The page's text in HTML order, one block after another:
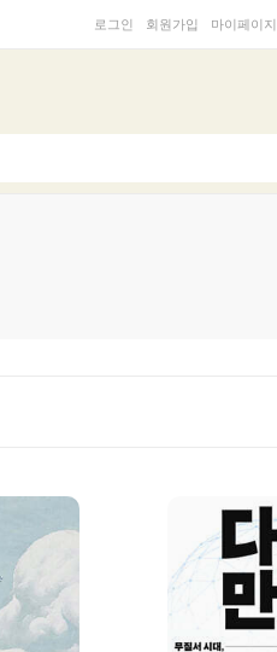
로그인 회원가입 마이페이지